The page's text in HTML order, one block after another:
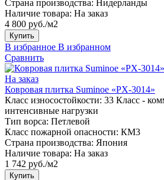
Страна производства: Нидерланды
Наличие товара: На заказ
4 800 руб./м2
Купить
В избранное В избранном
Сравнить
На заказ
Ковровая плитка Suminoe «PX-3014»
Класс износостойкости: 33 Класс -
интенсивные нагрузки
Тип ворса: Петлевой
Класс пожарной опасности: КМ3
Страна производства: Япония
Наличие товара: На заказ
1 742 руб./м2
Купить